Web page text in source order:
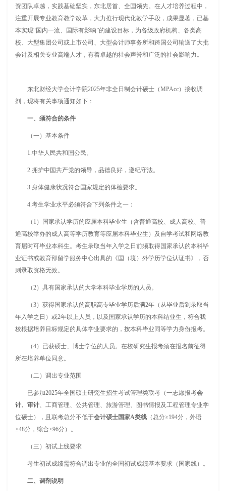
资团队卓越，实践基础坚实，东北居首、全国领先。在人才培养过程中，
注重开展专业教育教学改革，大力推行现代化教学手段，成果显著，已基
本实现“国内一流、国际有影响”的建设目标，为各级政府机构、各类高
校、大型集团公司或上市公司、大型会计师事务所和跨国公司输送了大批
会计及相关专业高端人才，有着卓越的社会声誉和广泛的社会影响力。
东北财经大学会计学院2025年非全日制会计硕士（MPAcc）接收调
剂，现将有关事项通知如下：
一、须符合的条件
（一）基本条件
1.中华人民共和国公民。
2.拥护中国共产党的领导，品德良好，遵纪守法。
3.身体健康状况符合国家规定的体检要求。
4.考生学业水平必须符合下列条件之一：
（1）国家承认学历的应届本科毕业生（含普通高校、成人高校、普
通高校举办的成人高等学历教育等应届本科毕业生）及自学考试和网络教
育届时可毕业本科生。考生录取当年入学之日前须取得国家承认的本科毕
业证书或教育部留学服务中心出具的《国（境）外学历学位认证书》，否
则录取资格无效。
（2）具有国家承认的大学本科毕业学历的人员。
（3）获得国家承认的高职高专毕业学历后满2年（从毕业后到录取当
年入学之日）或2年以上人员，以及国家承认学历的本科结业生，符合我
校根据培养目标规定的具体学业要求的，按本科毕业同等学力身份报考。
（4）已获硕士、博士学位的人员。在校研究生报考须在报名前征得
所在培养单位同意。
（二）调出专业范围
已参加2025年全国硕士研究生招生考试管理类联考（一志愿报考会
计、审计、工商管理、公共管理、旅游管理、图书情报及工程管理专业学
位硕士），且联考总分不低于会计硕士国家A类线 （总分≥194分，外语
≥48分，综合≥96分）。
（三）初试上线要求
考生初试成绩需符合调出专业的全国初试成绩基本要求（国家线）。
二、调剂说明